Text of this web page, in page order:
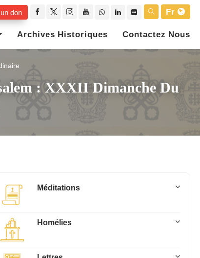
don
Fr
Archives Historiques Contactez Nous
: XXXII Dimanche Du
Méditations
Homélies